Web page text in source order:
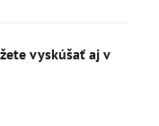
vyskúšať aj v